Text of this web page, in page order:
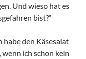
Und wieso hat es
bist?“
habe den Käsesalat
ich schon kein